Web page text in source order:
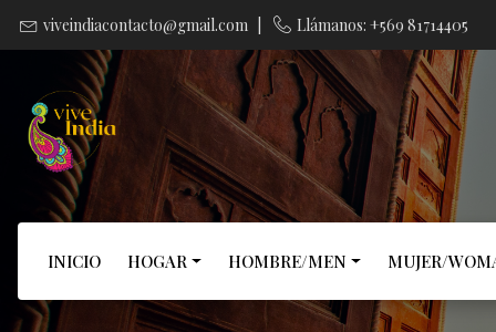
viveindiacontacto@gmail.com Llámanos: +569 81714405
INICIO HOGAR HOMBRE/MEN MUJER/